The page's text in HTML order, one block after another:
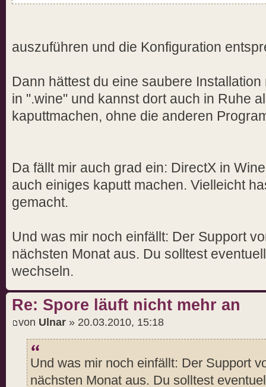
auszuführen und die Konfiguration
Dann hättest du eine saubere
in ".wine" und kannst dort auch in Ruhe
kaputtmachen, ohne die anderen
Da fällt mir auch grad ein: DirectX in
auch einiges kaputt machen. Vielleicht
gemacht.
Und was mir noch einfällt: Der Support
nächsten Monat aus. Du solltest
wechseln.
Re: Spore läuft nicht mehr an
von Ulnar » 20.03.2010, 15:18
Und was mir noch einfällt: Der Support
nächsten Monat aus. Du solltest